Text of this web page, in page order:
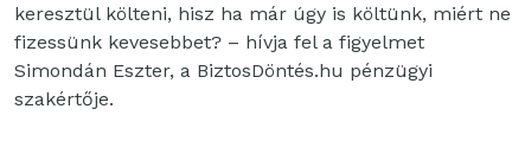
keresztül költeni, hisz ha már úgy is költünk, miért ne
fizessünk kevesebbet? – hívja fel a figyelmet
Simondán Eszter, a BiztosDöntés.hu pénzügyi
szakértője.